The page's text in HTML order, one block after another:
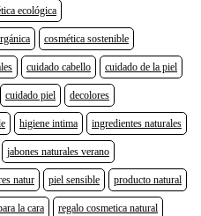
ecológica
cosmética sostenible
cuidado cabello cuidado de la piel
cuidado piel decolores
higiene intima ingredientes naturales
jabones naturales verano
natur piel sensible producto natural
la cara regalo cosmetica natural